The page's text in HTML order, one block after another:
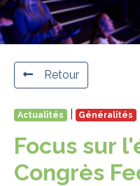
Retour
Actualités | Généralités
Focus sur
Congrès